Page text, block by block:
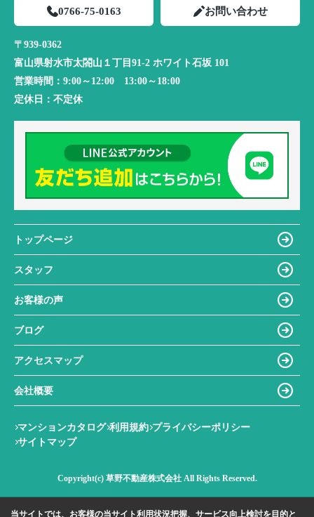
0766-75-0163 お問い合わせ
〒939-0362
富山県射水市太閤山１丁目91-2 ホワイト石坂 101
営業時間： 9:00～12:00 13:00～18:00
定休日： 不定休
トップページ
スタッフ
お客様の声
ブログ
アクセスマップ
会社概要
マンションカタログ 利用規約 プライバシーポリシー
サイトマップ
Copyright(c) 草野不動産株式会社 All Rights Reserved.
当サイトでは、お客様の当サイト利用状況把握、サービス向上検討を目的と